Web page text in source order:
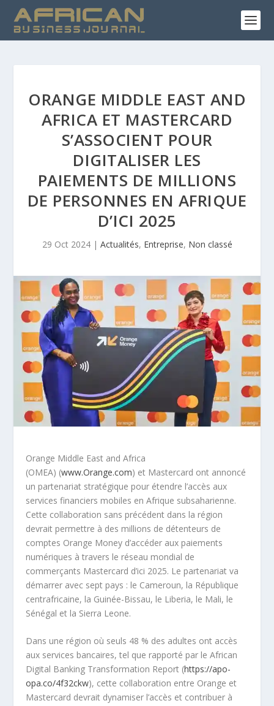
ORANGE MIDDLE EAST AND
AFRICA ET MASTERCARD
S’ASSOCIENT POUR
DIGITALISER LES
PAIEMENTS DE MILLIONS
DE PERSONNES EN AFRIQUE
D’ICI 2025
29 Oct 2024| Actualités, Entreprise, Non classé
Orange Middle East and Africa
(OMEA) (www.Orange.com) et Mastercard ont annoncé
un partenariat stratégique pour étendre l’accès aux
services financiers mobiles en Afrique subsaharienne.
Cette collaboration sans précédent dans la région
devrait permettre à des millions de détenteurs de
comptes Orange Money d’accéder aux paiements
numériques à travers le réseau mondial de
commerçants Mastercard d’ici 2025. Le partenariat va
démarrer avec sept pays : le Cameroun, la République
centrafricaine, la Guinée-Bissau, le Liberia, le Mali, le
Sénégal et la Sierra Leone.
Dans une région où seuls 48 % des adultes ont accès
aux services bancaires, tel que rapporté par le African
Digital Banking Transformation Report (https://apo-
opa.co/4f32ckw), cette collaboration entre Orange et
Mastercard devrait dynamiser l’accès et contribuer à